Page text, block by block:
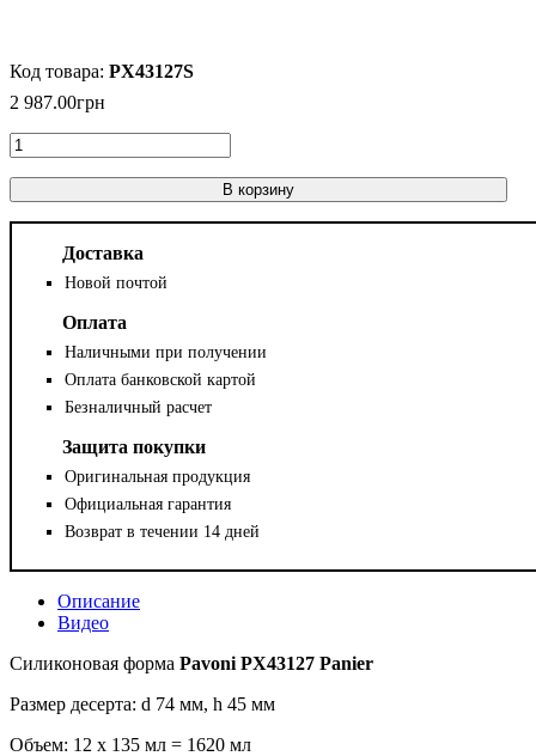
PX43127S
2 987.00грн
В корзину
Доставка
Новой почтой
Оплата
Наличными при получении
Оплата банковской картой
Безналичный расчет
Защита покупки
Оригинальная продукция
Официальная гарантия
Возврат в течении 14 дней
Описание
Видео
Силиконовая форма Pavoni PX43127 Panier
Размер десерта: d 74 мм, h 45 мм
Объем: 12 x 135 мл = 1620 мл